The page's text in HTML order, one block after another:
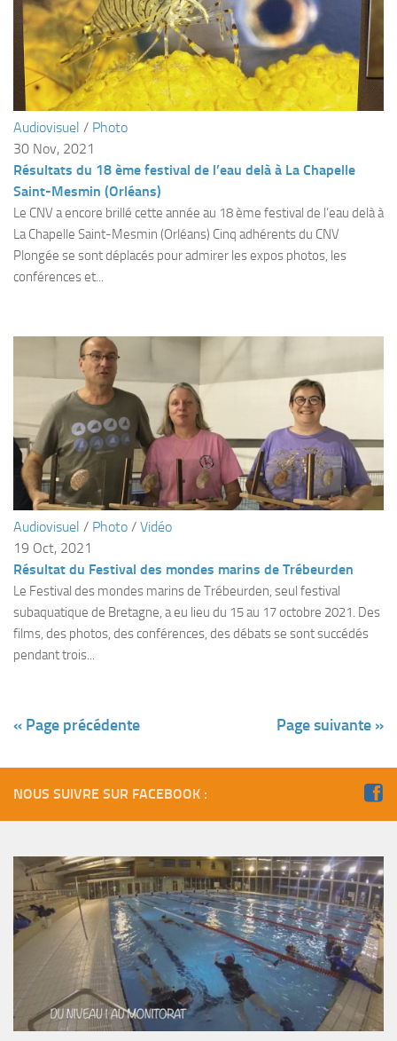
Sorties 2016
Sorties 2015
Sorties 2014
BIO SUB
Environnement et Biologie Sub
Lac Merveilleux
AUDIOVISUEL
NAP / NEV
Agenda
Les Palmes du Lac
Résultats Compétitions
MATERIEL
Section Matériel
Occasions
Audiovisuel / Photo
30 Nov, 2021
Résultats du 18 ème festival de l’eau delà à La Chapelle
Saint-Mesmin (Orléans)
Le CNV a encore brillé cette année au 18 ème festival de l’eau delà à
La Chapelle Saint-Mesmin (Orléans) Cinq adhérents du CNV
Plongée se sont déplacés pour admirer les expos photos, les
conférences et...
Audiovisuel / Photo / Vidéo
19 Oct, 2021
Résultat du Festival des mondes marins de Trébeurden
Le Festival des mondes marins de Trébeurden, seul festival
subaquatique de Bretagne, a eu lieu du 15 au 17 octobre 2021. Des
films, des photos, des conférences, des débats se sont succédés
pendant trois...
« Page précédente Page suivante »
NOUS SUIVRE SUR FACEBOOK :